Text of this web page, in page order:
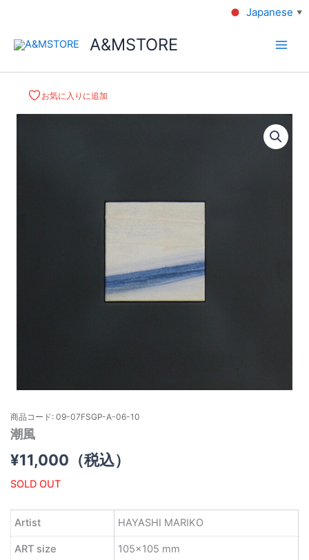
A&MSTORE
お気に入りに追加
商品コード: 09-07FSGP-A-06-10
潮風
¥11,000 （税込）
SOLD OUT
Artist HAYASHI MARIKO
ART size 105×105 mm
Japanese ▼